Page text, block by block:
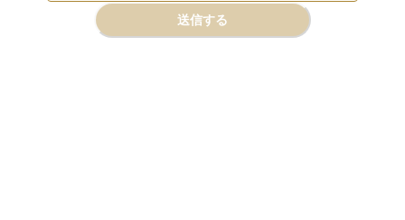
送信する